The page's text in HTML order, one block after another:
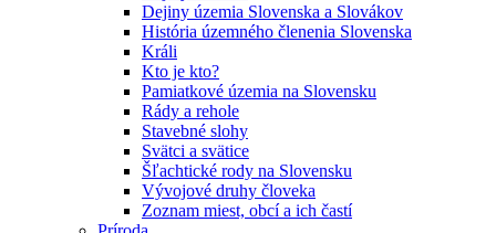
Dejiny územia Slovenska a Slovákov
História územného členenia Slovenska
Králi
Kto je kto?
Pamiatkové územia na Slovensku
Rády a rehole
Stavebné slohy
Svätci a svätice
Šľachtické rody na Slovensku
Vývojové druhy človeka
Zoznam miest, obcí a ich častí